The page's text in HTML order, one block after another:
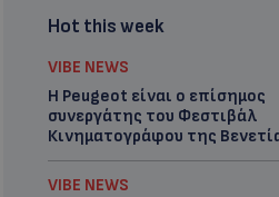
Hot this week
VIBE NEWS
Η Peugeot είναι ο επίσημος
συνεργάτης του Φεστιβάλ
Κινηματογράφου της
VIBE NEWS